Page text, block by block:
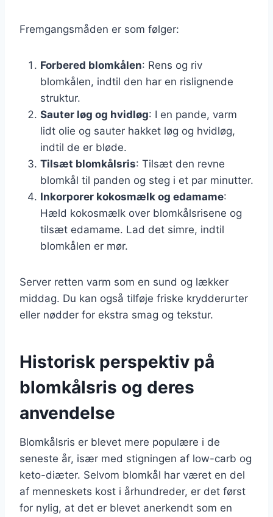
Fremgangsmåden er som følger:
Forbered blomkålen: Rens og riv
blomkålen, indtil den har en rislignende
struktur.
Sauter løg og hvidløg: I en pande, varm
lidt olie og sauter hakket løg og hvidløg,
indtil de er bløde.
Tilsæt blomkålsris: Tilsæt den revne
blomkål til panden og steg i et par minutter.
Inkorporer kokosmælk og edamame:
Hæld kokosmælk over blomkålsrisene og
tilsæt edamame. Lad det simre, indtil
blomkålen er mør.
Server retten varm som en sund og lækker
middag. Du kan også tilføje friske krydderurter
eller nødder for ekstra smag og tekstur.
Historisk perspektiv på
blomkålsris og deres
anvendelse
Blomkålsris er blevet mere populære i de
seneste år, især med stigningen af low-carb og
keto-diæter. Selvom blomkål har været en del
af menneskets kost i århundreder, er det først
for nylig, at det er blevet anerkendt som en